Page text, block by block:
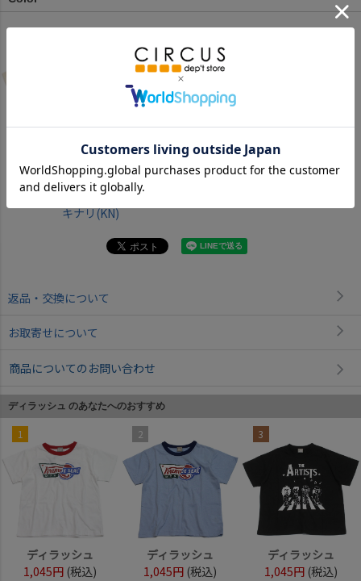
キナリ(KN)
返品・交換について
お取寄せについて
商品についてのお問い合わせ
ディラッシュ のあなたへのおすすめ
1
ディラッシュ
1,045円 (税込)
2
ディラッシュ
1,045円 (税込)
3
ディラッシュ
1,045円 (税込)